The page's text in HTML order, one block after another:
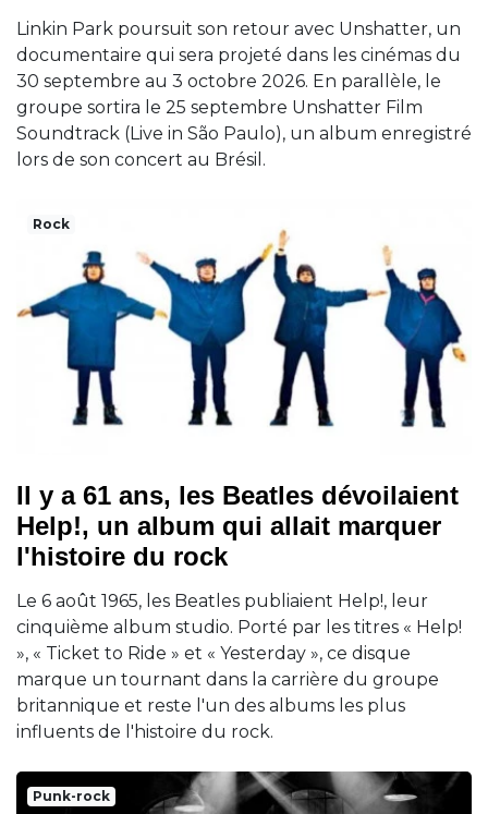
Linkin Park poursuit son retour avec Unshatter, un
documentaire qui sera projeté dans les cinémas du
30 septembre au 3 octobre 2026. En parallèle, le
groupe sortira le 25 septembre Unshatter Film
Soundtrack (Live in São Paulo), un album enregistré
lors de son concert au Brésil.
Rock
Il y a 61 ans, les Beatles dévoilaient
Help!, un album qui allait marquer
l'histoire du rock
Le 6 août 1965, les Beatles publiaient Help!, leur
cinquième album studio. Porté par les titres « Help!
», « Ticket to Ride » et « Yesterday », ce disque
marque un tournant dans la carrière du groupe
britannique et reste l'un des albums les plus
influents de l'histoire du rock.
Punk-rock